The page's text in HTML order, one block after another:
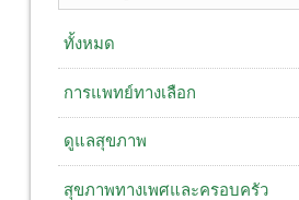
ทั้งหมด
การแพทย์ทางเลือก
ดูแลสุขภาพ
สุขภาพทางเพศและครอบครัว